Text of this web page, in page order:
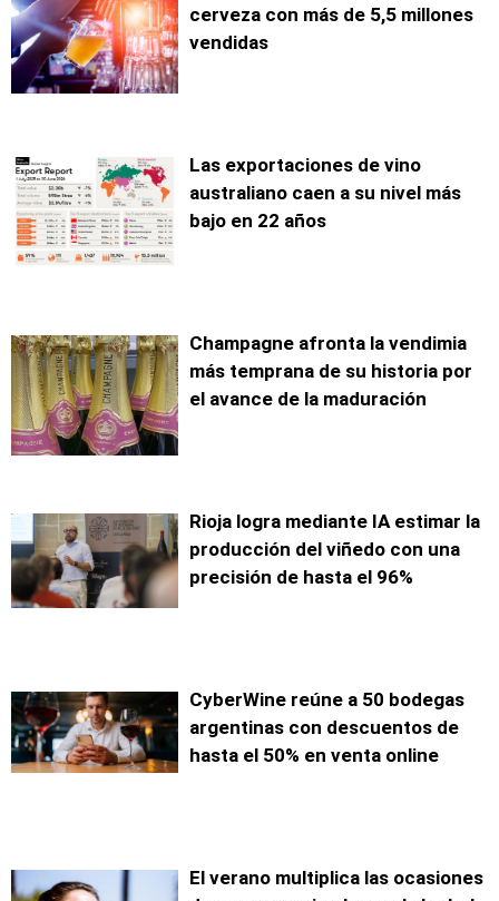
cerveza con más de 5,5 millones
vendidas
Las exportaciones de vino
australiano caen a su nivel más
bajo en 22 años
Champagne afronta la vendimia
más temprana de su historia por
el avance de la maduración
Rioja logra mediante IA estimar la
producción del viñedo con una
precisión de hasta el 96%
CyberWine reúne a 50 bodegas
argentinas con descuentos de
hasta el 50% en venta online
El verano multiplica las ocasiones